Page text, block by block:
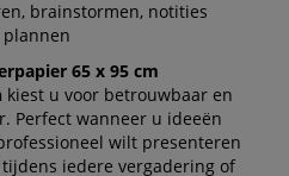
brainstormen, notities
plannen
65 x 95 cm
kiest u voor betrouwbaar en
Perfect wanneer u ideeën
wilt presenteren
iedere vergadering of